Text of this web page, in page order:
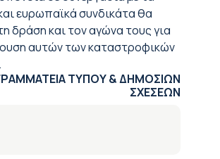
ευρωπαϊκά συνδικάτα θα
δράση και τον αγώνα τους για
αυτών των καταστροφικών
ΤΥΠΟΥ & ΔΗΜΟΣΙΩΝ
ΣΧΕΣΕΩΝ